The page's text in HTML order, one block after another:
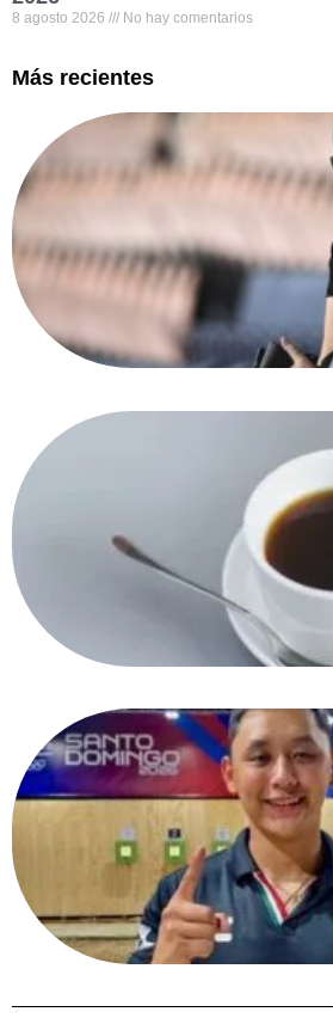
8 agosto 2026 No hay comentarios
Más recientes